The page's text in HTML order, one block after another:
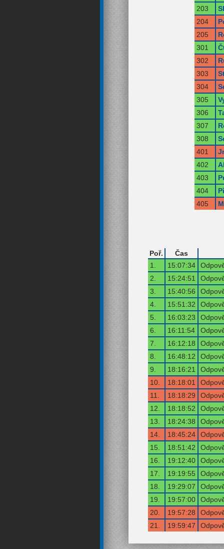
203
204
205
301
302
303
304
305
306
307
308
401
402
403
404
405
Poř.
Čas
1.
15:07:34
2.
15:24:51
3.
15:40:56
4.
15:51:32
5.
16:03:23
6.
16:11:54
7.
16:12:18
8.
16:48:12
9.
18:16:21
10.
18:18:01
11.
18:18:29
12.
18:18:52
13.
18:24:38
14.
18:45:24
15.
18:51:42
16.
19:12:40
17.
19:19:55
18.
19:29:07
19.
19:57:00
20.
19:57:28
21.
19:59:47